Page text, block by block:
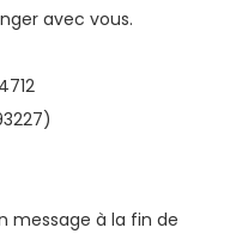
avec vous.
message à la fin de